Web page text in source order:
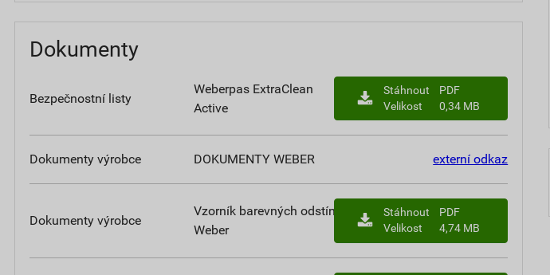
Dokumenty
Bezpečnostní listy
Weberpas ExtraClean
Active
Stáhnout
PDF
Velikost
0,34 MB
Dokumenty výrobce DOKUMENTY WEBER externí odkaz
Dokumenty výrobce
Vzorník barevných odstínů
Weber
Stáhnout
PDF
Velikost
4,74 MB